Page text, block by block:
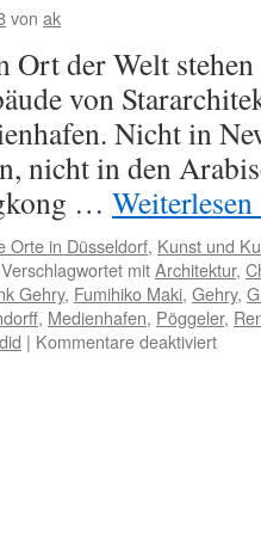
von ak
Ort der Welt
von
Nicht in
nicht in den
… Weiterlesen
Orte in Düsseldorf, Kunst und
Verschlagwortet mitArchitektur,
Gehry, Fumihiko Maki, Gehry,
, Medienhafen, Pöggeler,
| Kommentare deaktiviertfür